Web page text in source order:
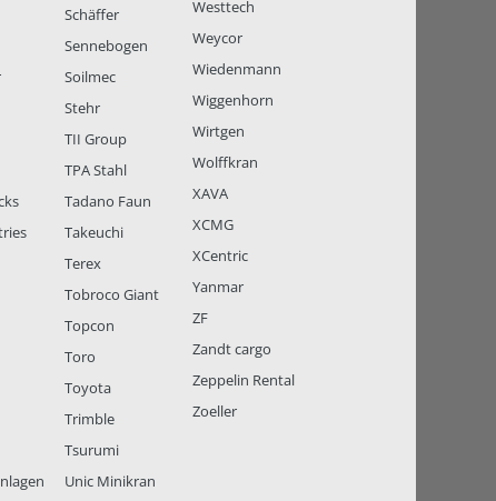
Schäffer
Sennebogen
Soilmec
Stehr
TII Group
TPA Stahl
Tadano Faun
Takeuchi
Terex
Tobroco Giant
Topcon
Toro
Toyota
Trimble
Tsurumi
Unic Minikran
Westtech
Weycor
Wiedenmann
Wiggenhorn
Wirtgen
Wolffkran
XAVA
XCMG
XCentric
Yanmar
ZF
Zandt cargo
Zeppelin Rental
Zoeller